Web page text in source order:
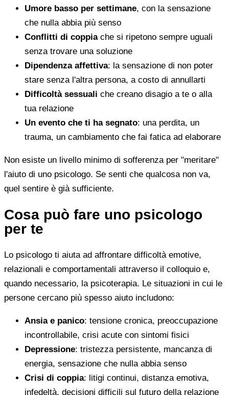
Umore basso per settimane, con la sensazione
che nulla abbia più senso
Conflitti di coppiache si ripetono sempre uguali
senza trovare una soluzione
Dipendenza affettiva: la sensazione di non poter
stare senza l'altra persona, a costo di annullarti
Difficoltà sessuali che creano disagio a te o alla
tua relazione
Un evento che ti ha segnato: una perdita, un
trauma, un cambiamento che fai fatica ad elaborare
Non esiste un livello minimo di sofferenza per "meritare"
l'aiuto di uno psicologo. Se senti che qualcosa non va,
quel sentire è già sufficiente.
Cosa può fare uno psicologo
per te
Lo psicologo ti aiuta ad affrontare difficoltà emotive,
relazionali e comportamentali attraverso il colloquio e,
quando necessario, la psicoterapia. Le situazioni in cui le
persone cercano più spesso aiuto includono:
Ansia e panico: tensione cronica, preoccupazione
incontrollabile, crisi acute con sintomi fisici
Depressione: tristezza persistente, mancanza di
energia, sensazione che nulla abbia senso
Crisi di coppia: litigi continui, distanza emotiva,
infedeltà, decisioni difficili sul futuro della relazione